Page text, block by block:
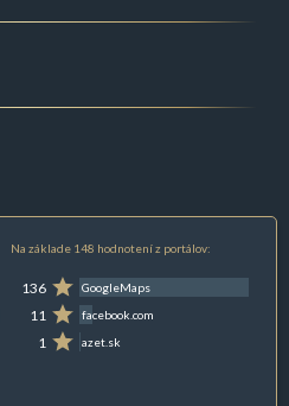
Na základe 148 hodnotení z portálov:
136 GoogleMaps
11 facebook.com
1 azet.sk